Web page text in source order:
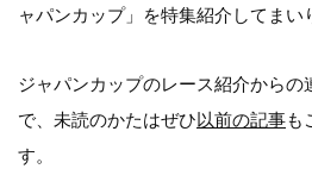
ャパンカップ」を特集紹介してまい
ジャパンカップのレース紹介からの
で、 未読のかたはぜひ以前の記事も
す。